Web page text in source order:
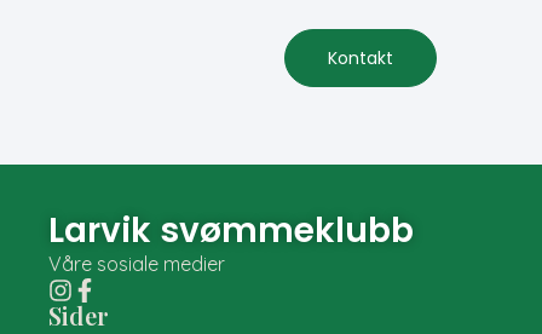
Kontakt
Larvik svømmeklubb
Våre sosiale medier
Sider